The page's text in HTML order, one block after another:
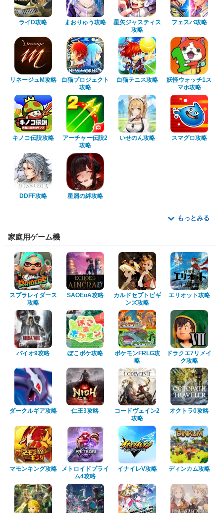
ライD攻略 まおりゅう攻略
星矢ジャスティス
攻略
フェスバ攻略
リネージュM攻略
白猫プロジェクト
攻略
白猫テニス攻略
妖怪ウォッチ1ス
マホ攻略
キノコ伝説攻略
アーチャー伝説2
攻略
いせのん攻略 スマグロ攻略
DDFF攻略 星屑の絆攻略
もっとみる
家庭用ゲーム機
スプラレイダース
攻略
SAOEoA攻略
カルドセプトビギ
ンズ攻略
エリオット攻略
バイオ9攻略 ぽこポケ攻略
ポケモンFRLG攻
略
ドラクエ7リメイ
ク攻略
ダークルギア攻略 仁王3攻略
コードヴェイン2
攻略
オクトラ0攻略
マモンキング攻略
メトロイドプライ
ム4攻略
イナイレV攻略 ディンカム攻略